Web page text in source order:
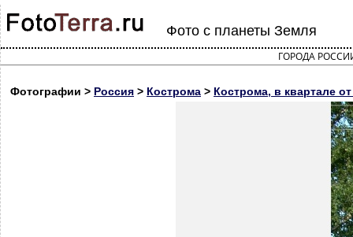
Фото с планеты Земля
ГОРОДА
Фотографии > Россия > Кострома > Кострома, в квартале